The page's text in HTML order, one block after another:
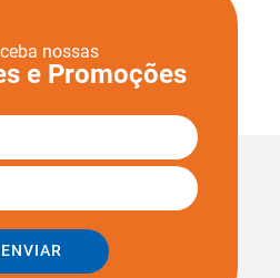
nossas
e Promoções
ENVIAR